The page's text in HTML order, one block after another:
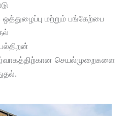
ஒத்துழைப்பு மற்றும் பங்கேற்பை
செயல்முறைகளை